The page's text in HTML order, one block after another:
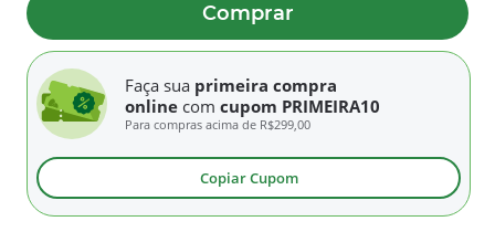
Comprar
Faça sua primeira compra
online com cupom PRIMEIRA10
Para compras acima de R$299,00
Copiar Cupom